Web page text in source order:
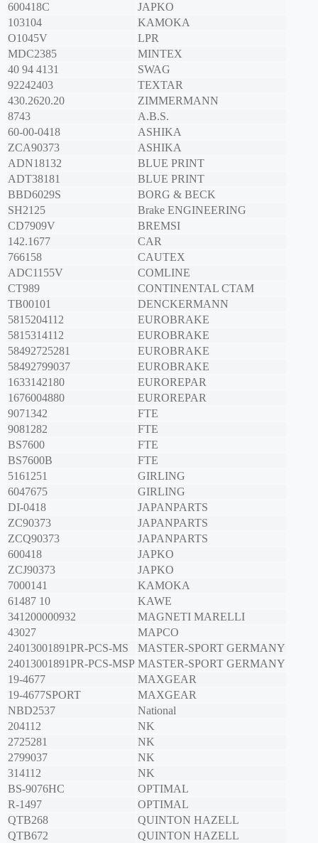
600418C
JAPKO
103104
KAMOKA
O1045V
LPR
MDC2385
MINTEX
40 94 4131
SWAG
92242403
TEXTAR
430.2620.20
ZIMMERMANN
8743
A.B.S.
60-00-0418
ASHIKA
ZCA90373
ASHIKA
ADN18132
BLUE PRINT
ADT38181
BLUE PRINT
BBD6029S
BORG & BECK
SH2125
Brake ENGINEERING
CD7909V
BREMSI
142.1677
CAR
766158
CAUTEX
ADC1155V
COMLINE
CT989
CONTINENTAL CTAM
TB00101
DENCKERMANN
5815204112
EUROBRAKE
5815314112
EUROBRAKE
58492725281
EUROBRAKE
58492799037
EUROBRAKE
1633142180
EUROREPAR
1676004880
EUROREPAR
9071342
FTE
9081282
FTE
BS7600
FTE
BS7600B
FTE
5161251
GIRLING
6047675
GIRLING
DI-0418
JAPANPARTS
ZC90373
JAPANPARTS
ZCQ90373
JAPANPARTS
600418
JAPKO
ZCJ90373
JAPKO
7000141
KAMOKA
61487 10
KAWE
341200000932
MAGNETI MARELLI
43027
MAPCO
24013001891PR-PCS-MS
MASTER-SPORT GERMANY
24013001891PR-PCS-MSP MASTER-SPORT GERMANY
19-4677
MAXGEAR
19-4677SPORT
MAXGEAR
NBD2537
National
204112
NK
2725281
NK
2799037
NK
314112
NK
BS-9076HC
OPTIMAL
R-1497
OPTIMAL
QTB268
QUINTON HAZELL
QTB672
QUINTON HAZELL